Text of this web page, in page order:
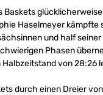
Haselmeyer
und half
Phasen
von 28:26
durch einen Dreier